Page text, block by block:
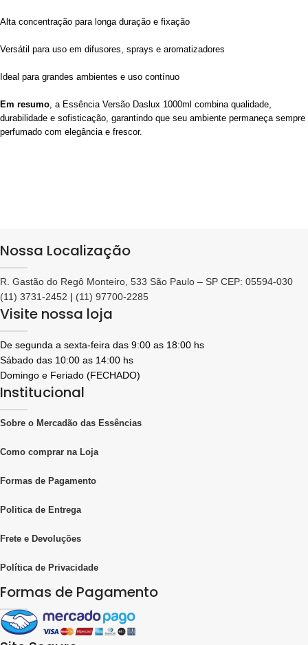
Alta concentração para longa duração e fixação
Versátil para uso em difusores, sprays e aromatizadores
Ideal para grandes ambientes e uso contínuo
Em resumo, a Essência Versão Daslux 1000ml combina qualidade,
durabilidade e sofisticação, garantindo que seu ambiente permaneça sempre
perfumado com elegância e frescor.
Nossa Localização
R. Gastão do Regô Monteiro, 533 São Paulo – SP CEP: 05594-030
(11) 3731-2452 | (11) 97700-2285
Visite nossa loja
De segunda a sexta-feira das 9:00 as 18:00 hs
Sábado das 10:00 as 14:00 hs
Domingo e Feriado (FECHADO)
Institucional
Sobre o Mercadão das Essências
Como comprar na Loja
Formas de Pagamento
Politica de Entrega
Frete e Devoluções
Política de Privacidade
Formas de Pagamento